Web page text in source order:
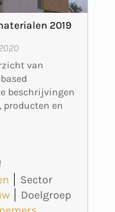
2019
van
beschrijvingen
producten en
Sector
Doelgroep